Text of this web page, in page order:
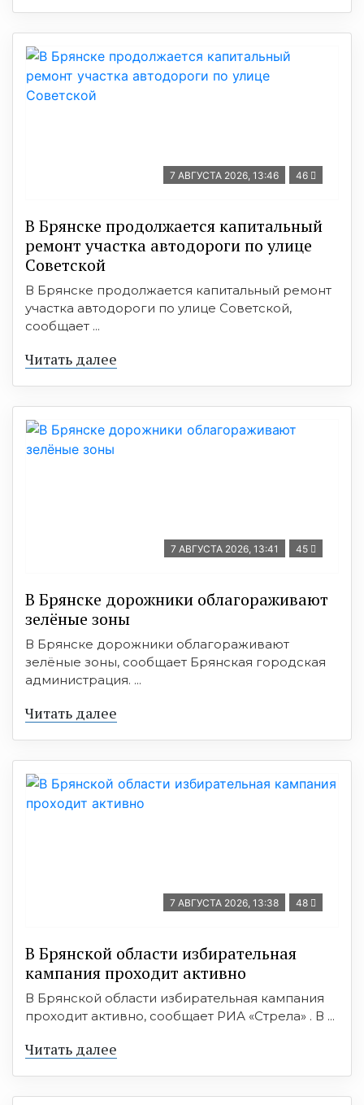
7 АВГУСТА 2026, 13:46 46
В Брянске продолжается капитальный
ремонт участка автодороги по улице
Советской
В Брянске продолжается капитальный ремонт
участка автодороги по улице Советской,
сообщает ...
Читать далее
7 АВГУСТА 2026, 13:41 45
В Брянске дорожники облагораживают
зелёные зоны
В Брянске дорожники облагораживают
зелёные зоны, сообщает Брянская городская
администрация. ...
Читать далее
7 АВГУСТА 2026, 13:38 48
В Брянской области избирательная
кампания проходит активно
В Брянской области избирательная кампания
проходит активно, сообщает РИА «Стрела» . В ...
Читать далее